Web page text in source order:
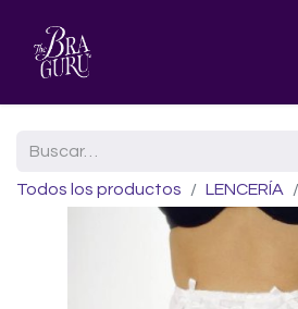
Todos los productos LENCERÍA